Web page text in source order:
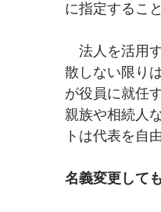
に指定するこ
法人を活用
散しない限り
が役員に就任
親族や相続人
トは代表を自
名義変更して